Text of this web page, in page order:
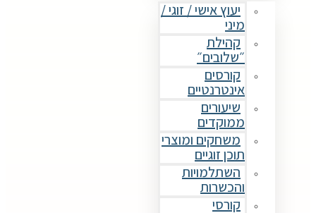
יעוץ אישי / זוגי /
מיני
קהילת
״שלובים״
קורסים
אינטרנטיים
שיעורים
ממוקדים
משחקים ומוצרי
תוכן זוגיים
השתלמויות
והכשרות
קורסי